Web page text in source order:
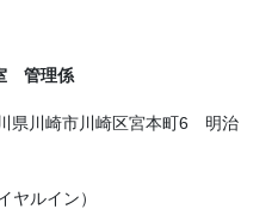
管理係
県川崎市川崎区宮本町6 明治
ヤルイン）